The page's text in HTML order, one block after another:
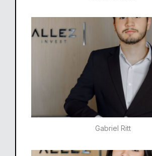
Gabriel Ritt